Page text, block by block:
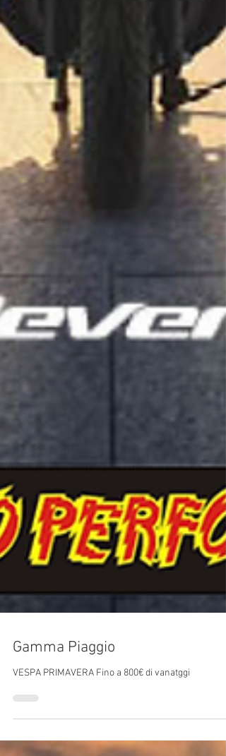
Gamma Piaggio
VESPA PRIMAVERA Fino a 800€ di vanatggi